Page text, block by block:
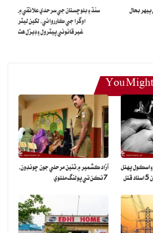
بحال
سنڌ ۽ بلوچستان جي سرحدي علائقي ۾
اوگرا جي ڪارروائي، لکين ليٽر
غيرقانوني پيٽرول ۽ ڊيزل هٿ
You
اسڪول پهتل
آزاد ڪشمير ۾ ٽئين مرحلي جون چونڊون،
7 تڪن تي پولنگ ملتوي